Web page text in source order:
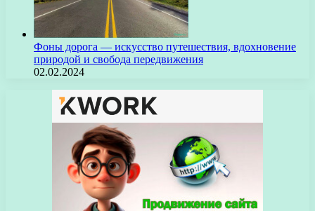
Фоны дорога — искусство путешествия, вдохновение
природой и свобода передвижения
02.02.2024